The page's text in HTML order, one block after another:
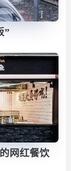
”
网红餐饮